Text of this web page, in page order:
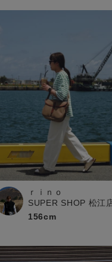
無料
在庫なし
ｒｉｎｏ
SUPER SHOP 松江
156cm